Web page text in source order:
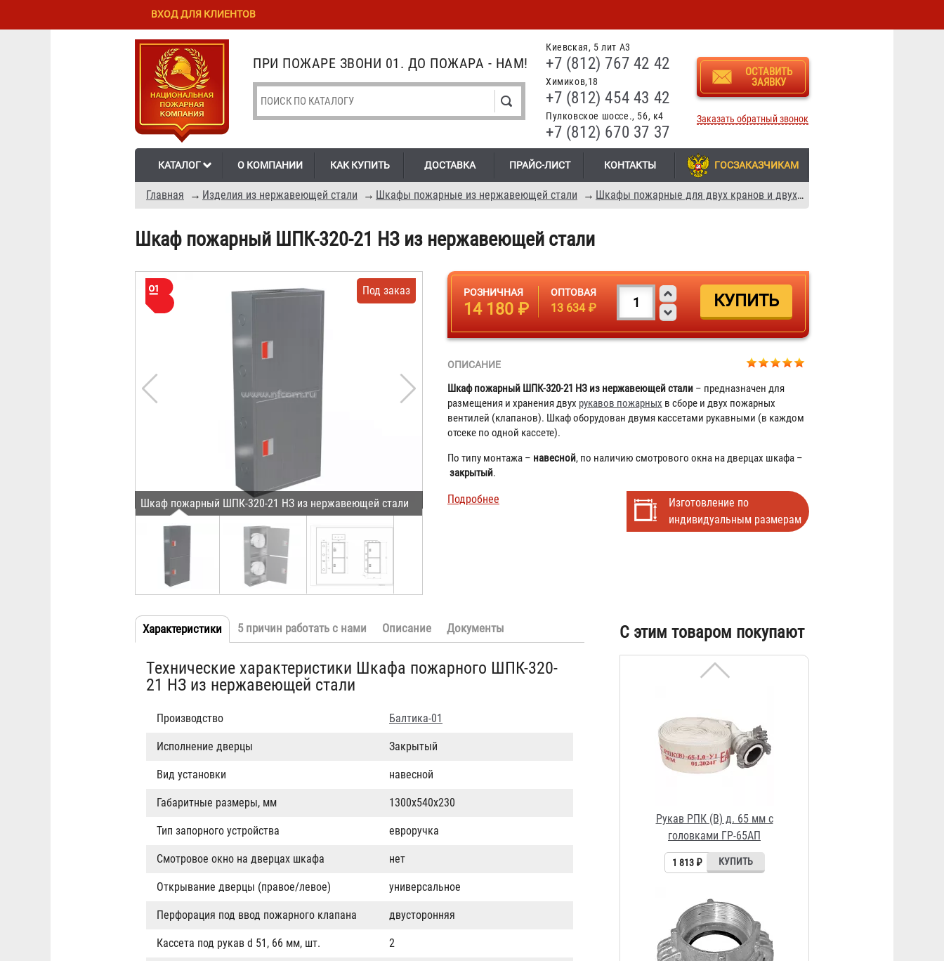
Перейти к
содержанию
Skip to
Киевская, 5 лит А3
+7 (812) 767 42 42
Химиков,18
+7 (812) 454 43 42
Пулковское шоссе., 56, к4
+7 (812) 670 37 37
ОСТАВИТЬ
ЗАЯВКУ
Заказать обратный звонок
ПРИ ПОЖАРЕ ЗВОНИ 01. ДО ПОЖАРА - НАМ!
КАТАЛОГ О КОМПАНИИ КАК КУПИТЬ ДОСТАВКА ПРАЙС-ЛИСТ КОНТАКТЫ ГОСЗАКАЗЧИКАМ
Главная → Изделия из нержавеющей стали → Шкафы пожарные из нержавеющей стали → Шкафы пожарные для двух кранов и двух рукавов (ШПК-320-21) из нержавеющей стали
ВХОД ДЛЯ КЛИЕНТОВ
Шкаф пожарный ШПК-320-21 НЗ из нержавеющей стали
Шкаф пожарный ШПК-320-21 НЗ из нержавеющей стали
Под заказ РОЗНИЧНАЯ
14 180 ₽
ОПТОВАЯ
13 634 ₽
ОПИСАНИЕ
Шкаф пожарный ШПК-320-21 НЗ из нержавеющей стали – предназначен для
размещения и хранения двух рукавов пожарных в сборе и двух пожарных
вентилей (клапанов). Шкаф оборудован двумя кассетами рукавными (в каждом
отсеке по одной кассете).
По типу монтажа – навесной, по наличию смотрового окна на дверцах шкафа –
закрытый.
Изготовление по
индивидуальным размерам
Подробнее
Табы
Характеристики (активная
5 причин работать с нами Описание Документы
Технические характеристики Шкафа пожарного ШПК-320-
21 НЗ из нержавеющей стали
Производство Балтика-01
Исполнение дверцы Закрытый
Вид установки навесной
Габаритные размеры, мм 1300х540х230
Тип запорного устройства евроручка
Смотровое окно на дверцах шкафа нет
Открывание дверцы (правое/левое) универсальное
Перфорация под ввод пожарного клапана двусторонняя
Кассета под рукав d 51, 66 мм, шт. 2
С этим товаром покупают
1 954 ₽
головками ГР-65АП
Головка муфтовая ГМ-70 (ГМ-65)